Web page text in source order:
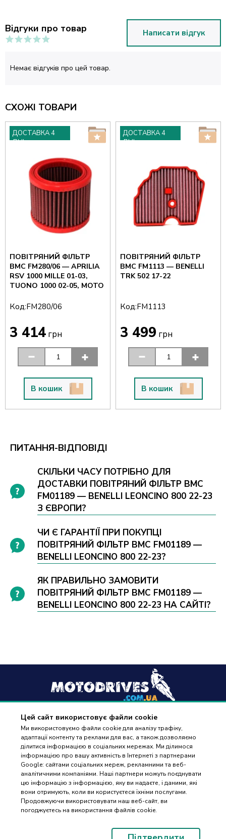
Цей сайт використовує файли cookie
Ми використовуємо файли cookie для аналізу трафіку,
адаптації контенту та реклами для вас, а також дозволяємо
ділитися інформацією в соціальних мережах. Ми ділимося
інформацією про вашу активність в Інтернеті з партнерами
Google: сайтами соціальних мереж, рекламними та веб-
аналітичними компаніями. Наші партнери можуть поєднувати
цю інформацію з інформацією, яку ви надаєте, і даними, які
вони отримують, коли ви користуєтеся їхніми послугами.
Продовжуючи використовувати наш веб-сайт, ви
погоджуєтесь на використання файлів cookie.
Відгуки про товар Написати відгук
Немає відгуків про цей товар.
СХОЖІ ТОВАРИ
03,
MOTO
ДОСТАВКА 4
ДНІ
ПОВІТРЯНИЙ ФІЛЬТР
BMC FM1113 — BENELLI
TRK 502 17-22
Код:FM1113
3 499
В кошик
ДОСТАВКА 4
ДНІ
ПОВІТРЯНИЙ
BMC FM1004 —
GS 18-19, F 850 GS
Код:
3 410
В кошик
ПИТАННЯ-ВІДПОВІДІ
СКІЛЬКИ ЧАСУ ПОТРІБНО ДЛЯ
ДОСТАВКИ ПОВІТРЯНИЙ ФІЛЬТР BMC
FM01189 — BENELLI LEONCINO 800 22-23
З ЄВРОПИ?
ЧИ Є ГАРАНТІЇ ПРИ ПОКУПЦІ
ПОВІТРЯНИЙ ФІЛЬТР BMC FM01189 —
BENELLI LEONCINO 800 22-23?
ЯК ПРАВИЛЬНО ЗАМОВИТИ
ПОВІТРЯНИЙ ФІЛЬТР BMC FM01189 —
BENELLI LEONCINO 800 22-23 НА САЙТІ?
+38(096) 488 77 88
дзвінки приймаються в робочі дні з 9:00 до 18:00
Оплата та доставка
Контакти
ПІДБІР
ЗАПЧАСТИН